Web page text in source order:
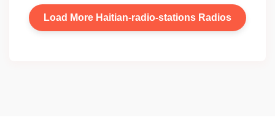
Load More Haitian-radio-stations Radios